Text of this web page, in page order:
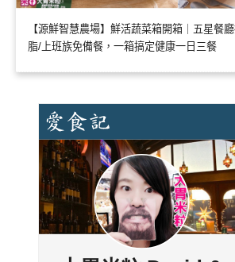
【源鮮智慧農場】鮮活蔬菜箱開箱｜五星餐
脂/上班族免備餐，一箱搞定健康一日三餐